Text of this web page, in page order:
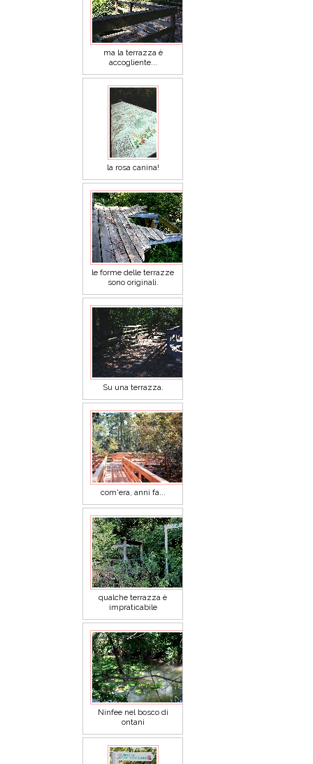
ma la terrazza è
accogliente...
la rosa canina!
le forme delle terrazze
sono originali.
Su una terrazza.
com'era, anni fa...
qualche terrazza è
impraticabile
Ninfee nel bosco di
ontani